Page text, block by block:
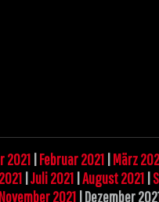
2021 | Februar 2021 | März
|Juli 2021 |August 2021 |
November 2021 | Dezember